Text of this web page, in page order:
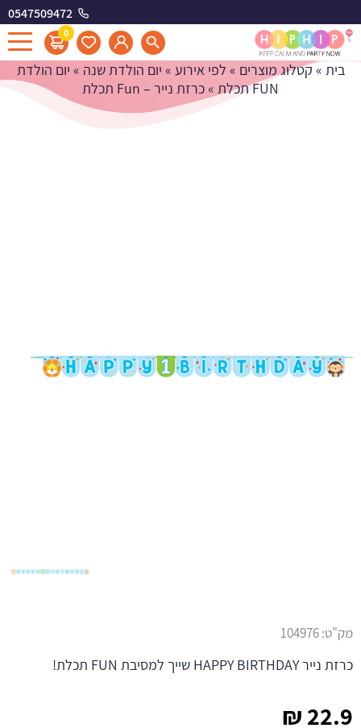
0547509472
0 כרזת נייר - Fun תכלת
בית »קטלוג מוצרים » לפי אירוע » יום הולדת שנה » יום הולדת
FUN תכלת
»כרזת נייר – Fun תכלת
22.9
₪
מק"ט:104976
כרזת נייר HAPPY BIRTHDAY שייך למסיבת FUN תכלת!